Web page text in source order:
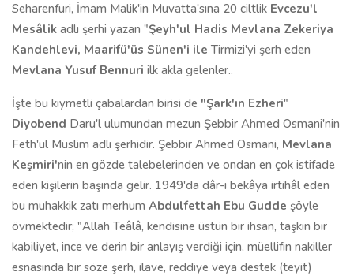
Seharenfuri, İmam Malik'in Muvatta'sına 20 ciltlik Evcezu'l
Mesâlik adlı şerhi yazan "Şeyh'ul Hadis Mevlana Zekeriya
Kandehlevi, Maarifü'üs Sünen'i ile Tirmizi'yi şerh eden
Mevlana Yusuf Bennuri ilk akla gelenler..
İşte bu kıymetli çabalardan birisi de "Şark'ın Ezheri"
Diyobend Daru'l ulumundan mezun Şebbir Ahmed Osmani'nin
Feth'ul Müslim adlı şerhidir. Şebbir Ahmed Osmani, Mevlana
Keşmiri'nin en gözde talebelerinden ve ondan en çok istifade
eden kişilerin başında gelir. 1949'da dâr-ı bekâya irtihâl eden
bu muhakkik zatı merhum Abdulfettah Ebu Gudde şöyle
övmektedir; "Allah Teâlâ, kendisine üstün bir ihsan, taşkın bir
kabiliyet, ince ve derin bir anlayış verdiği için, müellifin nakiller
esnasında bir söze şerh, ilave, reddiye veya destek (teyit)